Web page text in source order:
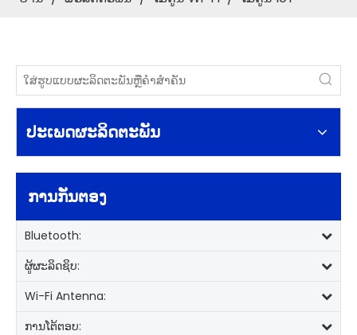
ປະເພດຜະລິດຕະພັນ
ການກັ່ນຕອງ
Bluetooth:
ຜູ້ຜະລິດຊິບ:
Wi-Fi Antenna:
ການໂຕ້ຕອບ: